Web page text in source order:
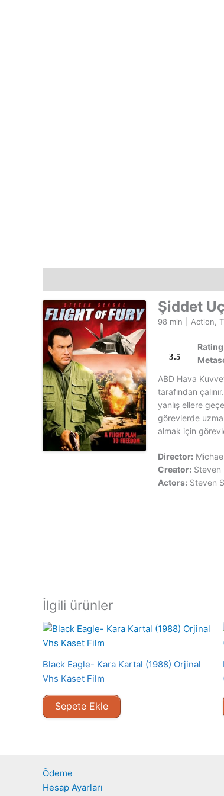
Şiddet
98 min Action,
3.5
ABD Hava
tarafından
yanlış ellere
görevlerde
almak için
Director:
Creator: Steven
Actors: Steven
İlgili ürünler
Black Eagle- Kara Kartal (1988) Orjinal
Vhs Kaset Film
Sepete Ekle
Ödeme
Hesap Ayarları